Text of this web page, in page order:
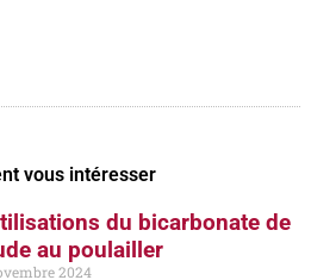
vous intéresser
du bicarbonate de
au poulailler
2024